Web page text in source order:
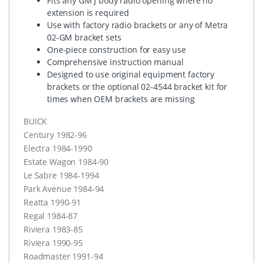
extension is required
Use with factory radio brackets or any of Metra
02-GM bracket sets
One-piece construction for easy use
Comprehensive instruction manual
Designed to use original equipment factory
brackets or the optional 02-4544 bracket kit for
times when OEM brackets are missing
BUICK
Century 1982-96
Electra 1984-1990
Estate Wagon 1984-90
Le Sabre 1984-1994
Park Avenue 1984-94
Reatta 1990-91
Regal 1984-87
Riviera 1983-85
Riviera 1990-95
Roadmaster 1991-94